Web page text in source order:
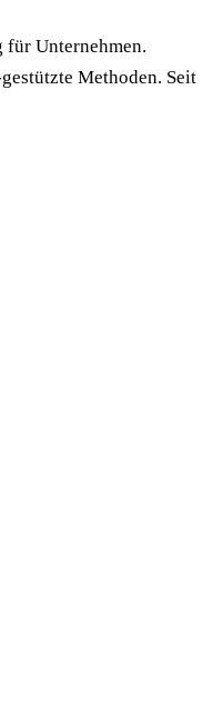
Unternehmen.
Methoden. Seit